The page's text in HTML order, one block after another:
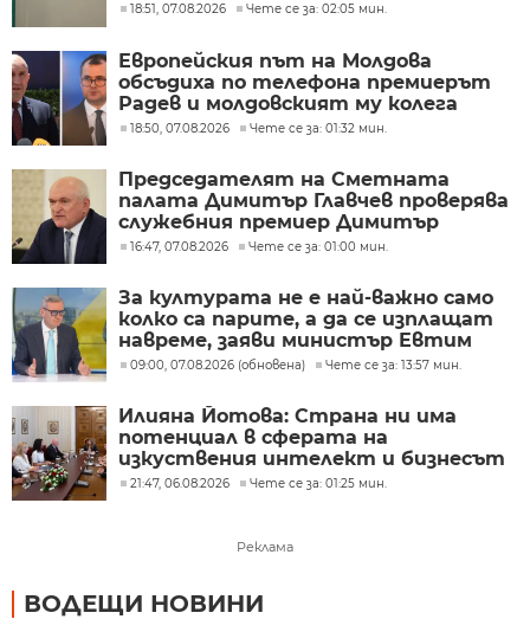
18:51, 07.08.2026 Чете се за: 02:05 мин.
Европейския път на Молдова
обсъдиха по телефона премиерът
Радев и молдовският му колега
Тофан
18:50, 07.08.2026 Чете се за: 01:32 мин.
Председателят на Сметната
палата Димитър Главчев проверява
служебния премиер Димитър
Главчев?
16:47, 07.08.2026 Чете се за: 01:00 мин.
За културата не е най-важно само
колко са парите, а да се изплащат
навреме, заяви министър Евтим
Милошев
09:00, 07.08.2026 (обновена) Чете се за: 13:57 мин.
Илияна Йотова: Страна ни има
потенциал в сферата на
изкуствения интелект и бизнесът
забелязва тези перспективи
21:47, 06.08.2026 Чете се за: 01:25 мин.
Реклама
ВОДЕЩИ НОВИНИ